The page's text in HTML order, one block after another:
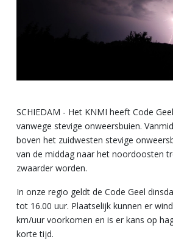
SCHIEDAM - Het KNMI heeft Code
vanwege stevige onweersbuien.
boven het zuidwesten stevige
van de middag naar het noordoosten
zwaarder worden.
In onze regio geldt de Code Geel
tot 16.00 uur. Plaatselijk kunnen er
km/uur voorkomen en is er kans op
korte tijd.